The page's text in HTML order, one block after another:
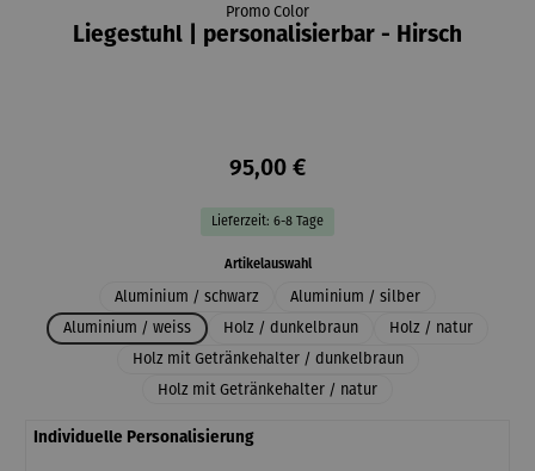
Promo Color
Liegestuhl | personalisierbar - Hirsch
95,00 €
Lieferzeit: 6-8 Tage
Artikelauswahlauswählen
Aluminium / schwarz
Aluminium / silber
Aluminium / weiss
Holz / dunkelbraun
Holz / natur
Holz mit Getränkehalter / dunkelbraun
Holz mit Getränkehalter / natur
Individuelle Personalisierung